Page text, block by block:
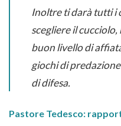
Inoltre ti darà tutti i
scegliere il
buon livello di
giochi di
di difesa.
Pastore Tedesco: